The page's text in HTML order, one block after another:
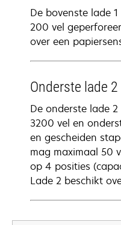
De bovenste lade
200 vel
over een
Onderste lade 2
De onderste lade
3200 vel en
en gescheiden
mag maximaal 50
op 4 posities
Lade 2 beschikt